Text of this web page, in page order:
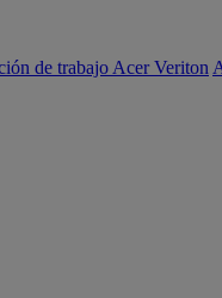
de trabajo Acer Veriton